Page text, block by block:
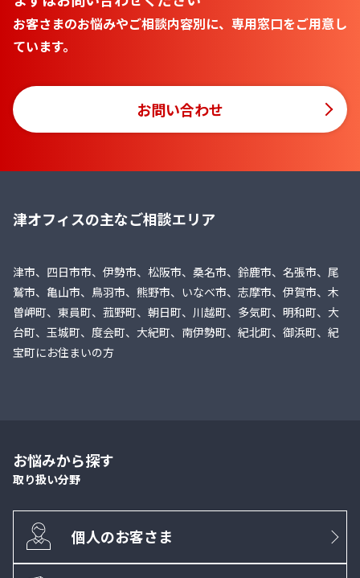
お客さまのお悩みやご相談内容別に、専用窓口をご用意し
ています。
お問い合わせ
津オフィスの主なご相談エリア
津市、四日市市、伊勢市、松阪市、桑名市、鈴鹿市、名張市、尾
鷲市、亀山市、鳥羽市、熊野市、いなべ市、志摩市、伊賀市、木
曽岬町、東員町、菰野町、朝日町、川越町、多気町、明和町、大
台町、玉城町、度会町、大紀町、南伊勢町、紀北町、御浜町、紀
宝町にお住まいの方
お悩みから探す
取り扱い分野
個人のお客さま